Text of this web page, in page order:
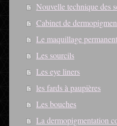
Nouvelle technique des
Cabinet de
Le maquillage permanent
Les sourcils
Les eye liners
les fards à paupières
Les bouches
La dermopigmentation